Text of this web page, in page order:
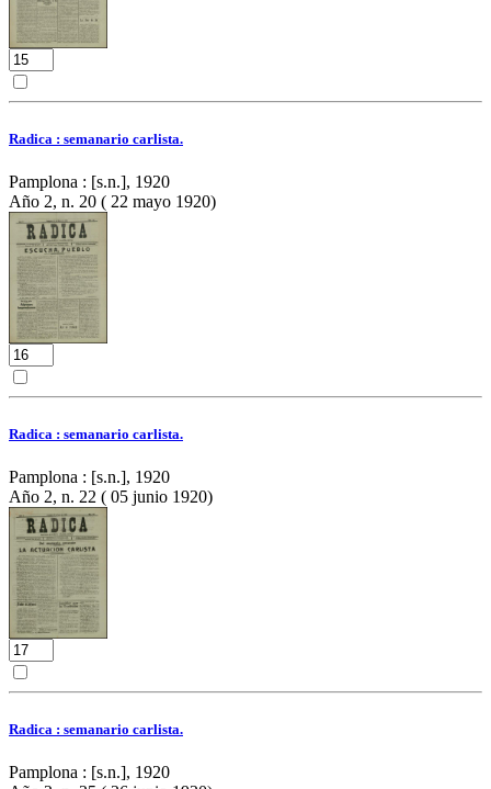
Radica : semanario carlista.
Pamplona : [s.n.], 1920
Año 2, n. 20 ( 22 mayo 1920)
Radica : semanario carlista.
Pamplona : [s.n.], 1920
Año 2, n. 22 ( 05 junio 1920)
Radica : semanario carlista.
Pamplona : [s.n.], 1920